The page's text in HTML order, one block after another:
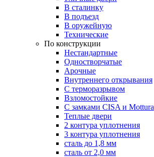
В сталинку
В подъезд
В оружейную
Технические
По конструкции
Нестандартные
Одностворчатые
Арочные
Внутреннего открывания
С терморазрывом
Взломостойкие
С замками CISA и Mottura
Теплые двери
2 контура уплотнения
3 контура уплотнения
сталь до 1,8 мм
сталь от 2,0 мм